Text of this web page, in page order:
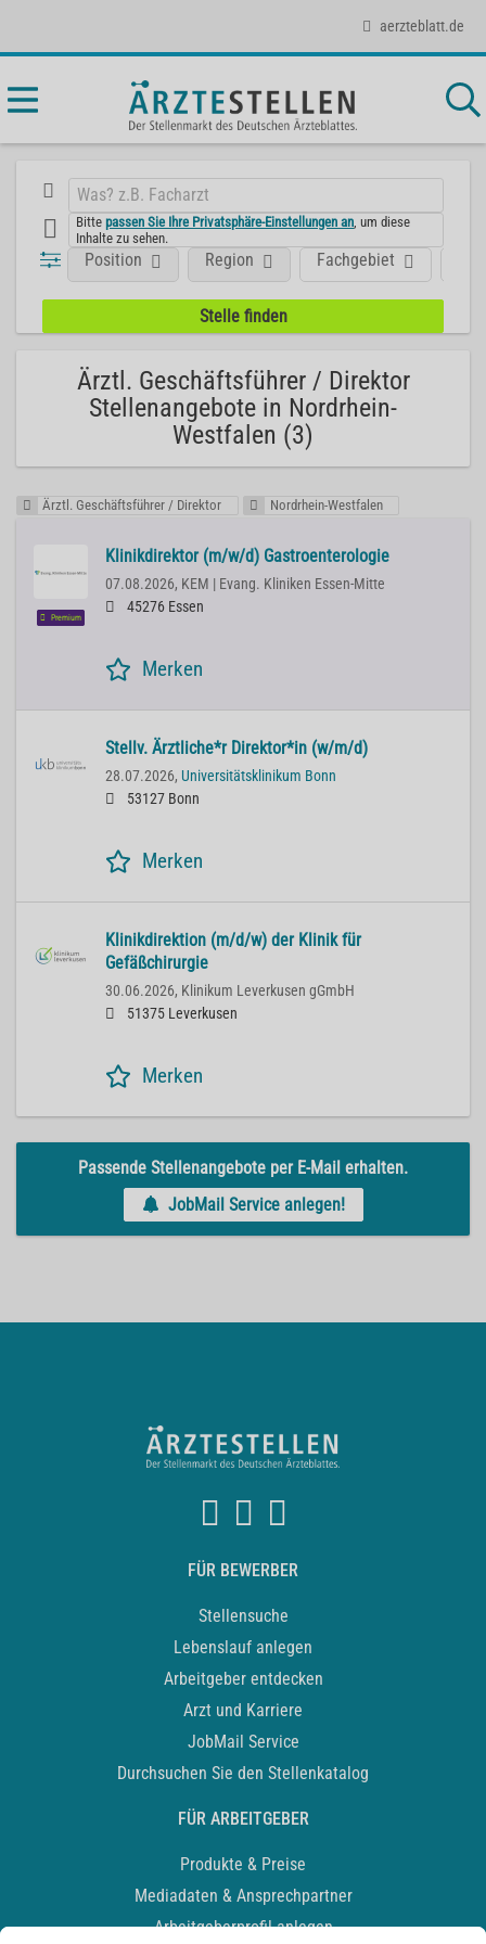
aerzteblatt.de
Bittepassen Sie Ihre Privatsphäre-Einstellungen an , um diese
Inhalte zu sehen.
Position Fachgebiet
Region
Ärztl. Geschäftsführer / Direktor
Stellenangebote in Nordrhein-
Westfalen (3)
Ärztl. Geschäftsführer / Direktor Nordrhein-Westfalen
Premium
Klinikdirektor (m/w/d) Gastroenterologie
07.08.2026, KEM | Evang. Kliniken Essen-Mitte
45276 Essen
Merken
Stellv. Ärztliche*r Direktor*in (w/m/d)
28.07.2026, Universitätsklinikum Bonn
53127 Bonn
Merken
Klinikdirektion (m/d/w) der Klinik für
Gefäßchirurgie
30.06.2026, Klinikum Leverkusen gGmbH
51375 Leverkusen
Merken
Passende Stellenangebote per E-Mail erhalten.
JobMail Service anlegen!
FÜR BEWERBER
Stellensuche
Lebenslauf anlegen
Arbeitgeber entdecken
Arzt und Karriere
JobMail Service
Durchsuchen Sie den Stellenkatalog
FÜR ARBEITGEBER
Produkte & Preise
Mediadaten & Ansprechpartner
Arbeitgeberprofil anlegen